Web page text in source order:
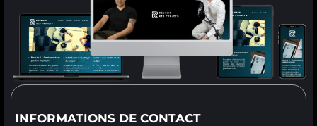
INFORMATIONS DE CONTACT